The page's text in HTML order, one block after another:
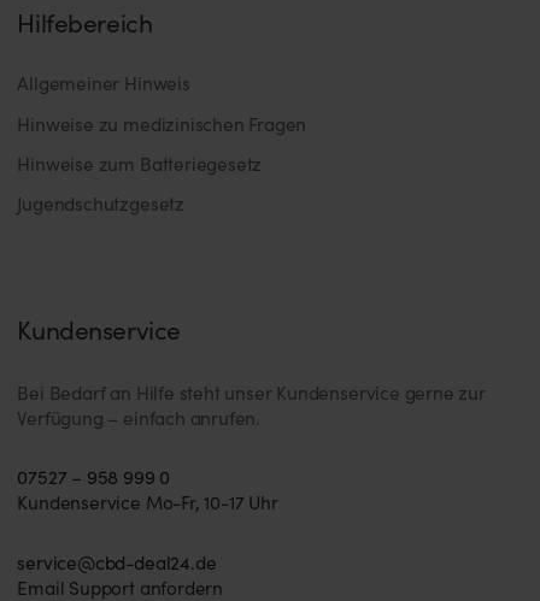
Hilfebereich
Allgemeiner Hinweis
Hinweise zu medizinischen Fragen
Hinweise zum Batteriegesetz
Jugendschutzgesetz
Kundenservice
Bei Bedarf an Hilfe steht unser Kundenservice gerne zur
Verfügung – einfach anrufen.
07527 – 958 999 0
Kundenservice Mo-Fr, 10-17 Uhr
service@cbd-deal24.de
Email Support anfordern